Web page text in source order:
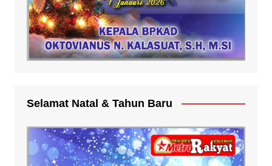
Selamat Natal & Tahun Baru